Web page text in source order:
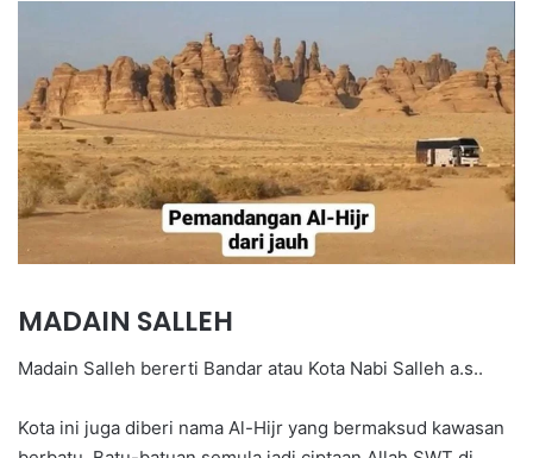
MADAIN SALLEH
Madain Salleh bererti Bandar atau Kota Nabi Salleh a.s..
Kota ini juga diberi nama Al-Hijr yang bermaksud kawasan